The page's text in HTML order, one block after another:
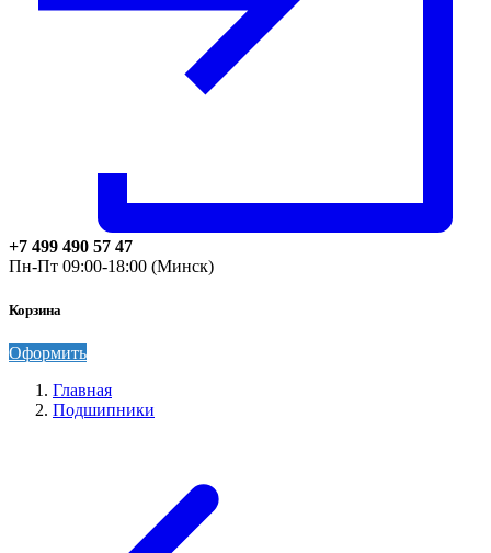
+7 499 490 57 47
Пн-Пт 09:00-18:00 (Минск)
Корзина
Оформить
Главная
Подшипники